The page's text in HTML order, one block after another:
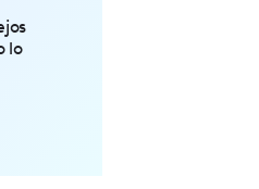
lo